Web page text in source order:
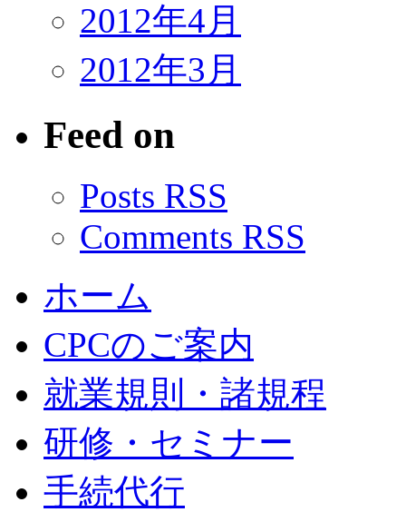
2012年4月
2012年3月
Feed on
Posts RSS
Comments RSS
ホーム
CPCのご案内
就業規則・諸規程
研修・セミナー
手続代行